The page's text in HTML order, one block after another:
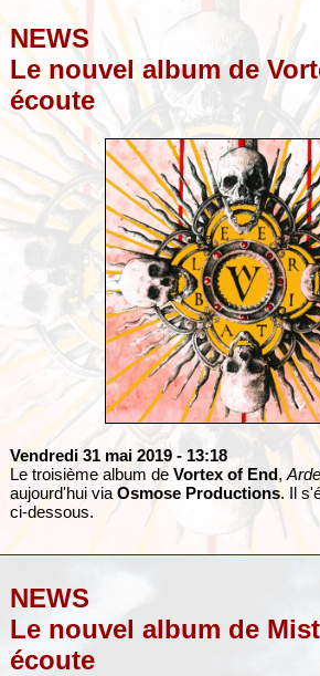
NEWS
Le nouvel album de
écoute
Vendredi 31 mai 2019 - 13:18
Le troisième album de Vortex of End,
aujourd'hui via Osmose Productions. Il
ci-dessous.
NEWS
Le nouvel album de
écoute